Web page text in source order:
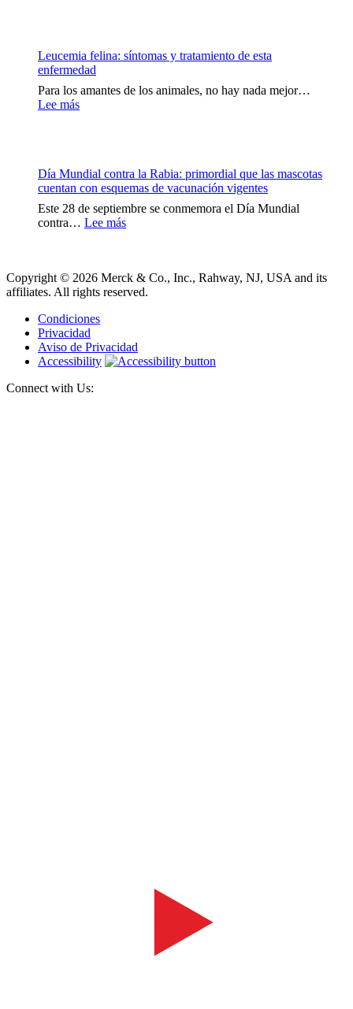
premio
Global
2024
para
animales
de
compañía
Leucemia felina: síntomas y tratamiento de esta
enfermedad
Para los amantes de los animales, no hay nada mejor…
Lee más:
tratamiento
de
esta
enfermedad
Día Mundial contra la Rabia: primordial que las mascotas
cuentan con esquemas de vacunación vigentes
Este 28 de septiembre se conmemora el Día Mundial
contra… Lee más:
la
Rabia:
mascotas
cuentan
Copyright © 2026 Merck & Co., Inc., Rahway, NJ, USA and its
affiliates. All rights reserved.
Condiciones
Privacidad
Aviso de Privacidad
Accessibility
Connect with Us: